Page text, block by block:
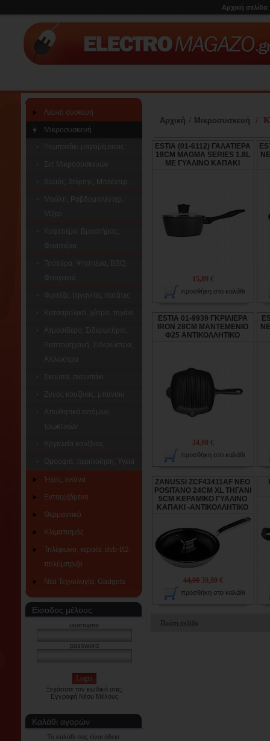
Αρχική σελίδα
Λευκή συσκευή
Μικροσυσκευή
Ρομποτάκι μαγειρέματος
Σετ Μικροσυσκευών
Χυμός, Στίφτης, Μπλέντερ
Μούλτι, Ραβδομπλέντερ,
Μίξερ
Καφετιέρα, Βραστήρας,
Φραπιέρα
Τοστιέρα, Ψηστιέρα, BBQ,
Φρυγανιά
Φριτέζα, τηγανιτές πατάτες
Κατσαρολικό, χύτρα, τηγάνι
Ατμοσίδερο, Σιδερωτήριο,
Ραπτομηχανή, Σιδερώστρα,
Απλώστρα
Σκούπα, σκουπάκι
Ζυγός κουζίνας, μπάνιου
Απωθητικά εντόμων,
τρωκτικών
Εργαλεία κουζίνας
Ομορφιά, περιποίηση, Υγεία
Ήχος, εικόνα
Εντοιχιζόμενο
Θερμαντικό
Κλιματισμός
Τηλέφωνο, κεραία, dvb-t/t2,
πολύμπριζο
Νέα Τεχνολογία, Gadgets
Είσοδος μέλους
username
password
Ξεχάσατε τον κωδικό σας;
Εγγραφή Νέου Μέλους
Καλάθι αγορών
Το καλάθι σας είναι άδειο.
Αρχική / Μικροσυσκευή /
ESTIA (01-6112) ΓΑΛΑΤΙΕΡΑ
18CM MAGMA SERIES 1.8L
ΜΕ ΓΥΑΛΙΝΟ ΚΑΠΑΚΙ
15,89 €
προσθήκη στο καλάθι
ESTIA 01-9939 ΓΚΡΙΛΙΕΡΑ
IRON 28CM ΜΑΝΤΕΜΕΝΙΟ
Φ25 ΑΝΤΙΚΟΛΛΗΤΙΚΟ
24,00 €
προσθήκη στο καλάθι
ZANUSSI ZCF43411AF NEO
POSITANO 24CM XL ΤΗΓΑΝΙ
5CM ΚΕΡΑΜΙΚΟ ΓΥΑΛΙΝΟ
ΚΑΠΑΚΙ -ΑΝΤΙΚΟΛΛΗΤΙΚΟ
44,90 39,90 €
προσθήκη στο καλάθι
Πρώτη σελίδα